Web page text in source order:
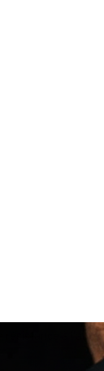
résistance à